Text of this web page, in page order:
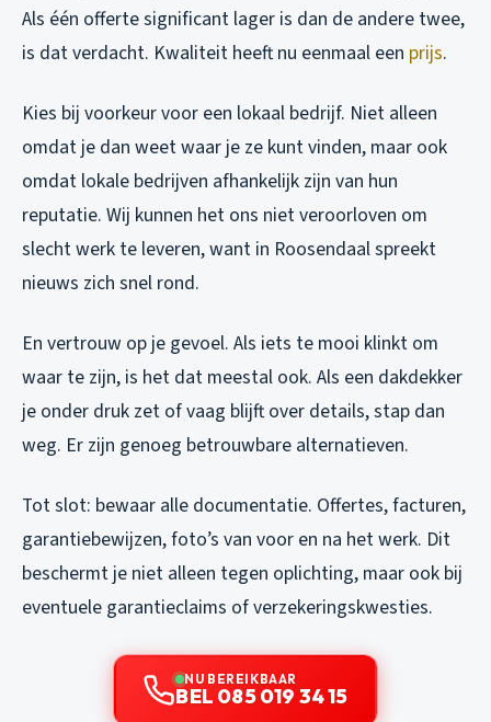
Als één offerte significant lager is dan de andere twee,
is dat verdacht. Kwaliteit heeft nu eenmaal een prijs.
Kies bij voorkeur voor een lokaal bedrijf. Niet alleen
omdat je dan weet waar je ze kunt vinden, maar ook
omdat lokale bedrijven afhankelijk zijn van hun
reputatie. Wij kunnen het ons niet veroorloven om
slecht werk te leveren, want in Roosendaal spreekt
nieuws zich snel rond.
En vertrouw op je gevoel. Als iets te mooi klinkt om
waar te zijn, is het dat meestal ook. Als een dakdekker
je onder druk zet of vaag blijft over details, stap dan
weg. Er zijn genoeg betrouwbare alternatieven.
Tot slot: bewaar alle documentatie. Offertes, facturen,
garantiebewijzen, foto’s van voor en na het werk. Dit
beschermt je niet alleen tegen oplichting, maar ook bij
eventuele garantieclaims of verzekeringskwesties.
NU BEREIKBAAR
BEL 085 019 34 15